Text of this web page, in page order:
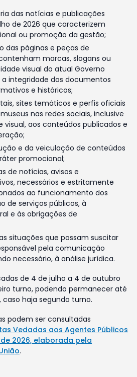
das notícias e publicações
de 2026 que caracterizem
ou promoção da gestão;
das páginas e peças de
marcas, slogans ou
visual do atual Governo
a integridade dos documentos
e históricos;
sites temáticos e perfis oficiais
nas redes sociais, inclusive
visual, aos conteúdos publicados e
e da veiculação de conteúdos
promocional;
de notícias, avisos e
necessários e estritamente
ao funcionamento dos
de serviços públicos, à
e às obrigações de
situações que possam suscitar
pela comunicação
necessário, à análise jurídica.
de 4 de julho a 4 de outubro
turno, podendo permanecer até
caso haja segundo turno.
podem ser consultadas
Vedadas aos Agentes Públicos
2026, elaborada pela
.